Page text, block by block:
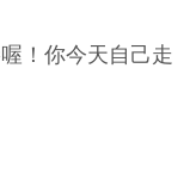
！你今天自己走